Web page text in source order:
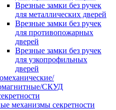
Врезные замки без ручек
для металлических дверей
Врезные замки без ручек
для противопожарных
дверей
Врезные замки без ручек
для узкопрофильных
дверей
СКУД
механизмы секретности